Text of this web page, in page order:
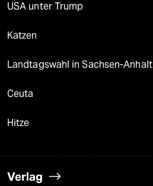
USA unter Trump
Katzen
Landtagswahl in Sachsen-Anhalt
Ceuta
Hitze
Verlag